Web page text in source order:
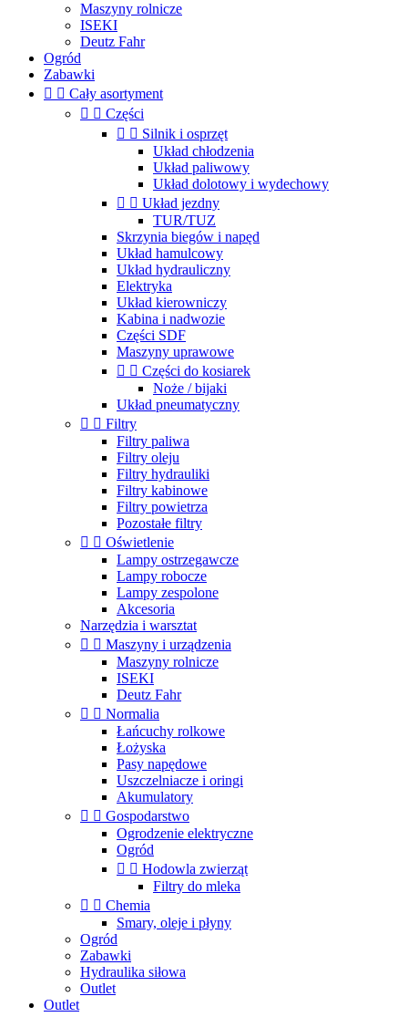
Maszyny rolnicze
ISEKI
Deutz Fahr
Ogród
Zabawki
  Cały asortyment
  Części
  Silnik i osprzęt
Układ chłodzenia
Układ paliwowy
Układ dolotowy i wydechowy
  Układ jezdny
TUR/TUZ
Skrzynia biegów i napęd
Układ hamulcowy
Układ hydrauliczny
Elektryka
Układ kierowniczy
Kabina i nadwozie
Części SDF
Maszyny uprawowe
  Części do kosiarek
Noże / bijaki
Układ pneumatyczny
  Filtry
Filtry paliwa
Filtry oleju
Filtry hydrauliki
Filtry kabinowe
Filtry powietrza
Pozostałe filtry
  Oświetlenie
Lampy ostrzegawcze
Lampy robocze
Lampy zespolone
Akcesoria
Narzędzia i warsztat
  Maszyny i urządzenia
Maszyny rolnicze
ISEKI
Deutz Fahr
  Normalia
Łańcuchy rolkowe
Łożyska
Pasy napędowe
Uszczelniacze i oringi
Akumulatory
  Gospodarstwo
Ogrodzenie elektryczne
Ogród
  Hodowla zwierząt
Filtry do mleka
  Chemia
Smary, oleje i płyny
Ogród
Zabawki
Hydraulika siłowa
Outlet
Outlet